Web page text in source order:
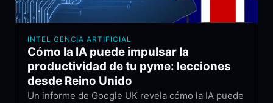
INTELIGENCIA ARTIFICIAL
Cómo la IA puede impulsar la
productividad de tu pyme: lecciones
desde Reino Unido
Un informe de Google UK revela cómo la IA puede